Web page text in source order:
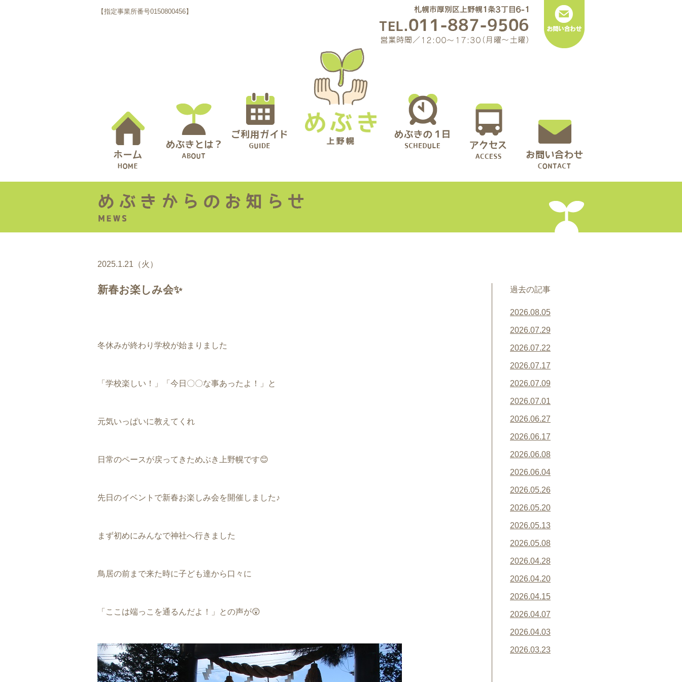
【指定事業所番号0150800456】
2025.1.21（火）
新春お楽しみ会✨
冬休みが終わり学校が始まりました
「学校楽しい！」「今日〇〇な事あったよ！」と
元気いっぱいに教えてくれ
日常のペースが戻ってきためぶき上野幌です😊
先日のイベントで新春お楽しみ会を開催しました♪
まず初めにみんなで神社へ行きました
鳥居の前まで来た時に子ども達から口々に
「ここは端っこを通るんだよ！」との声が😲
過去の記事
2026.08.05
2026.07.29
2026.07.22
2026.07.17
2026.07.09
2026.07.01
2026.06.27
2026.06.17
2026.06.08
2026.06.04
2026.05.26
2026.05.20
2026.05.13
2026.05.08
2026.04.28
2026.04.20
2026.04.15
2026.04.07
2026.04.03
2026.03.23